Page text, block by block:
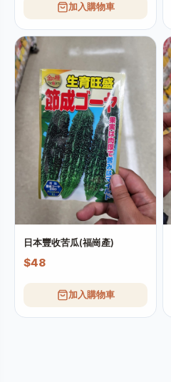
加入購物車
日本豐收苦瓜(福崗產)
$48
加入購物車